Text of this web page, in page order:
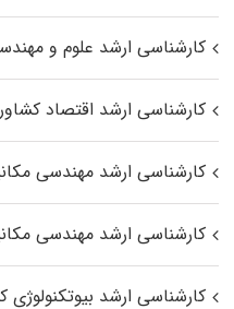
کارشناسی ارشد علوم و
کارشناسی ارشد اقتصاد
کارشناسی ارشد مهندسی
کارشناسی ارشد مهندسی
کارشناسی ارشد بیوتکنولوژی